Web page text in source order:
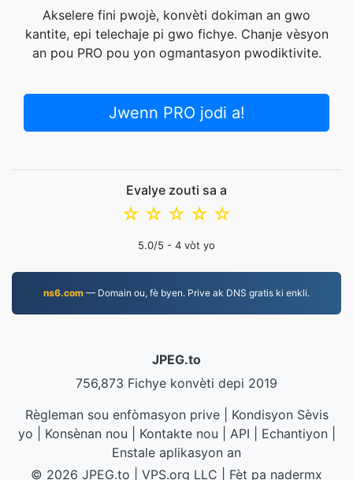
Akselere fini pwojè, konvèti dokiman an gwo
kantite, epi telechaje pi gwo fichye. Chanje vèsyon
an pou PRO pou yon ogmantasyon pwodiktivite.
Jwenn PRO jodi a!
Evalye zouti sa a
☆
☆
☆
☆
☆
5.0/5 - 4 vòt yo
ns6.com — Domain ou, fè byen. Prive ak DNS gratis ki enkli.
JPEG.to
756,873 Fichye konvèti depi 2019
Règleman sou enfòmasyon prive| Kondisyon Sèvis
yo
Konsènan nou Kontakte nou API Echantiyon|
Enstale aplikasyon an
© 2026 JPEG.to
VPS.org LLC | Fèt pa nadermx